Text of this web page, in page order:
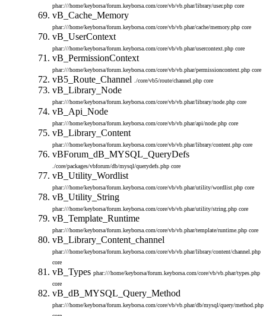
phar:///home/keyborsa/forum.keyborsa.com/core/vb/vb.phar/library/user.php core
vB_Cache_Memory
phar:///home/keyborsa/forum.keyborsa.com/core/vb/vb.phar/cache/memory.php core
vB_UserContext
phar:///home/keyborsa/forum.keyborsa.com/core/vb/vb.phar/usercontext.php core
vB_PermissionContext
phar:///home/keyborsa/forum.keyborsa.com/core/vb/vb.phar/permissioncontext.php core
vB5_Route_Channel ./core/vb5/route/channel.php core
vB_Library_Node
phar:///home/keyborsa/forum.keyborsa.com/core/vb/vb.phar/library/node.php core
vB_Api_Node
phar:///home/keyborsa/forum.keyborsa.com/core/vb/vb.phar/api/node.php core
vB_Library_Content
phar:///home/keyborsa/forum.keyborsa.com/core/vb/vb.phar/library/content.php core
vBForum_dB_MYSQL_QueryDefs
./core/packages/vbforum/db/mysql/querydefs.php core
vB_Utility_Wordlist
phar:///home/keyborsa/forum.keyborsa.com/core/vb/vb.phar/utility/wordlist.php core
vB_Utility_String
phar:///home/keyborsa/forum.keyborsa.com/core/vb/vb.phar/utility/string.php core
vB_Template_Runtime
phar:///home/keyborsa/forum.keyborsa.com/core/vb/vb.phar/template/runtime.php core
vB_Library_Content_channel
phar:///home/keyborsa/forum.keyborsa.com/core/vb/vb.phar/library/content/channel.php
core
vB_Types phar:///home/keyborsa/forum.keyborsa.com/core/vb/vb.phar/types.php
core
vB_dB_MYSQL_Query_Method
phar:///home/keyborsa/forum.keyborsa.com/core/vb/vb.phar/db/mysql/query/method.php